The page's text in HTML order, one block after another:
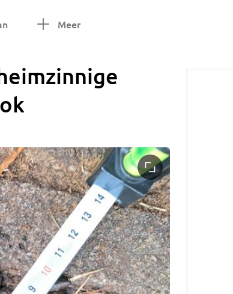
Meer